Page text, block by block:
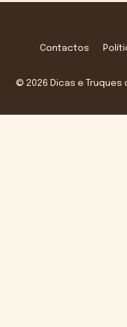
Contactos
© 2026 Dicas e Truques